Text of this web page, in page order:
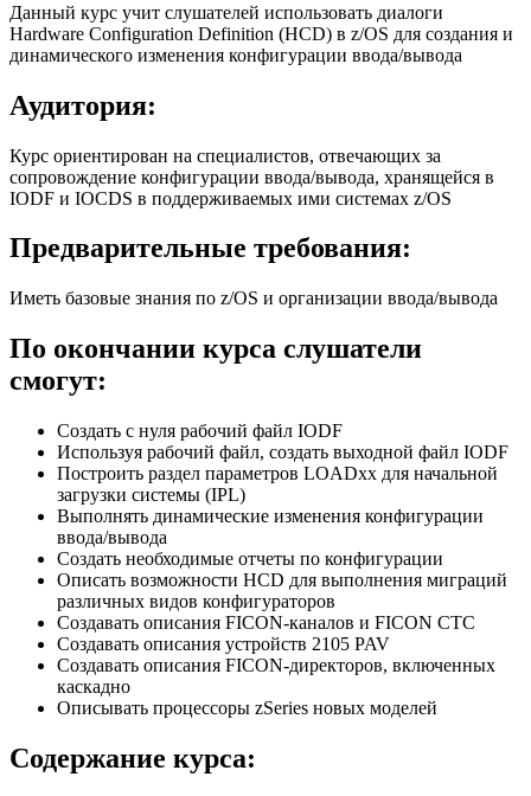
Данный курс учит слушателей использовать диалоги
Hardware Configuration Definition (HCD) в z/OS для создания и
динамического изменения конфигурации ввода/вывода
Аудитория:
Курс ориентирован на специалистов, отвечающих за
сопровождение конфигурации ввода/вывода, хранящейся в
IODF и IOCDS в поддерживаемых ими системах z/OS
Предварительные требования:
Иметь базовые знания по z/OS и организации ввода/вывода
По окончании курса слушатели
смогут:
Создать с нуля рабочий файл IODF
Используя рабочий файл, создать выходной файл IODF
Построить раздел параметров LOADxx для начальной
загрузки системы (IPL)
Выполнять динамические изменения конфигурации
ввода/вывода
Создать необходимые отчеты по конфигурации
Описать возможности HCD для выполнения миграций
различных видов конфигураторов
Создавать описания FICON-каналов и FICON CTC
Создавать описания устройств 2105 PAV
Создавать описания FICON-директоров, включенных
каскадно
Описывать процессоры zSeries новых моделей
Содержание курса: